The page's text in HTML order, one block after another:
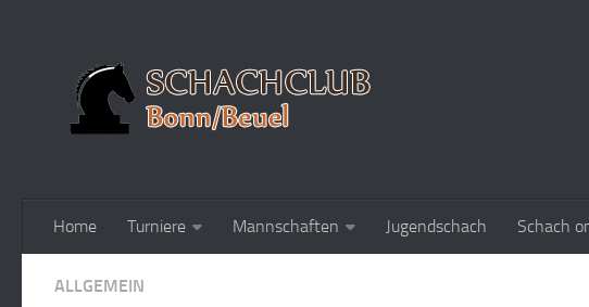
Home Turniere Mannschaften Jugendschach Schach
ALLGEMEIN